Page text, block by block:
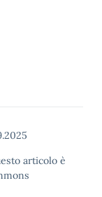
articolo è